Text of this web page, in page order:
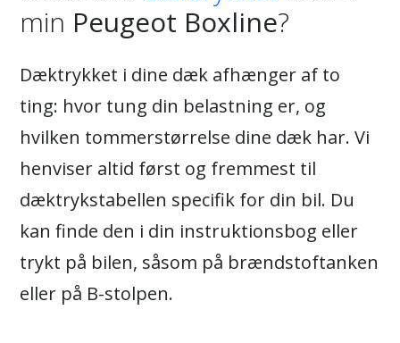
min Peugeot Boxline?
Dæktrykket i dine dæk afhænger af to
ting: hvor tung din belastning er, og
hvilken tommerstørrelse dine dæk har. Vi
henviser altid først og fremmest til
dæktrykstabellen specifik for din bil. Du
kan finde den i din instruktionsbog eller
trykt på bilen, såsom på brændstoftanken
eller på B-stolpen.